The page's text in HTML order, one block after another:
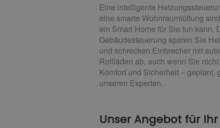
Eine intelligente
eine smarte Wohnraumlüftung
ein Smart Home für Sie tun kann.
Gebäudesteuerung sparen Sie
und schrecken Einbrecher mit
Rollläden ab, auch wenn Sie
Komfort und Sicherheit – geplant,
unseren Experten.
Unser Angebot für